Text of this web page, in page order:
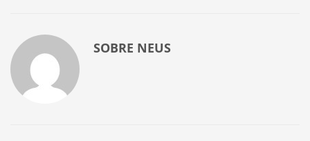
SOBRE NEUS